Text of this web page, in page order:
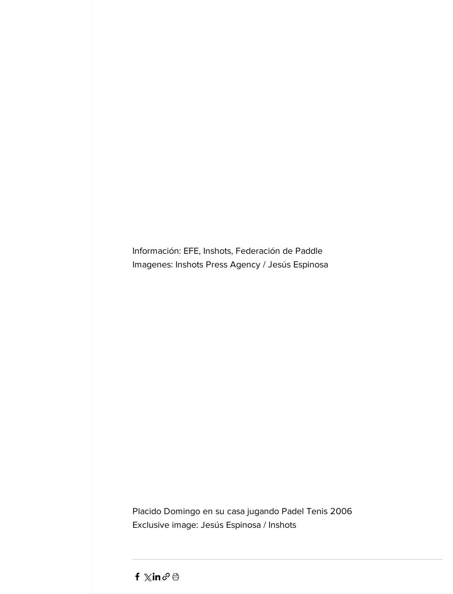
Información: EFE, Inshots, Federación de Paddle
Imagenes: Inshots Press Agency / Jesús Espinosa
Placido Domingo en su casa jugando Padel Tenis 2006
Exclusive image: Jesús Espinosa / Inshots